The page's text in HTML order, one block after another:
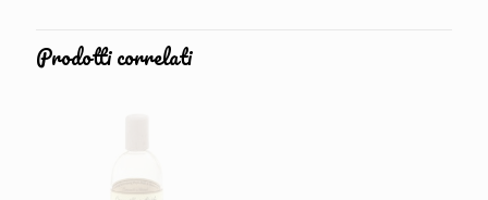
Prodotti correlati